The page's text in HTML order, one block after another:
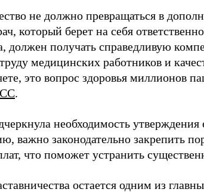
не должно превращаться в
который берет на себя
должен получать справедливую
медицинских работников и
это вопрос здоровья миллионов
.
необходимость
важно законодательно закрепить
что поможет устранить
остается одним из